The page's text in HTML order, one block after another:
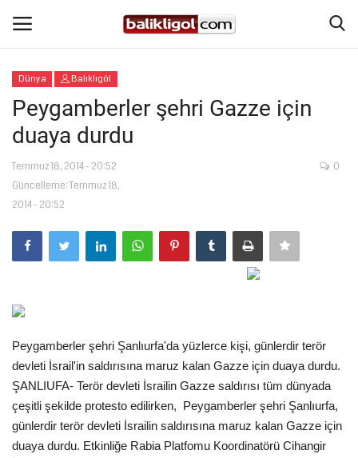
Giriş Yap
Anasayfa
Köşe Yazıları
Eğitim
Magazin
Spor
Gündem
Tekno Bilim
Dünya Balıklıgöl
Peygamberler şehri Gazze için
duaya durdu
Temmuz 18, 2014 - 20:52
Güncelleme: Temmuz 18,
2014 - 20:52
0
Peygamberler şehri Şanlıurfa'da yüzlerce kişi, günlerdir terör
devleti İsrail'in saldırısına maruz kalan Gazze için duaya durdu.
ŞANLIUFA- Terör devleti İsrailin Gazze saldırısı tüm dünyada
çeşitli şekilde protesto edilirken, Peygamberler şehri Şanlıurfa,
günlerdir terör devleti İsrailin saldırısına maruz kalan Gazze için
duaya durdu. Etkinliğe Rabia Platfomu Koordinatörü Cihangir